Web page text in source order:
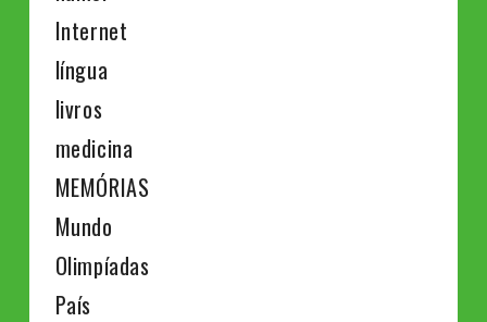
Internet
língua
livros
medicina
MEMÓRIAS
Mundo
Olimpíadas
País